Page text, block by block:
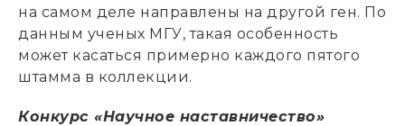
на самом деле направлены на другой ген. По
данным ученых МГУ, такая особенность
может касаться примерно каждого пятого
штамма в коллекции.
Конкурс «Научное наставничество»